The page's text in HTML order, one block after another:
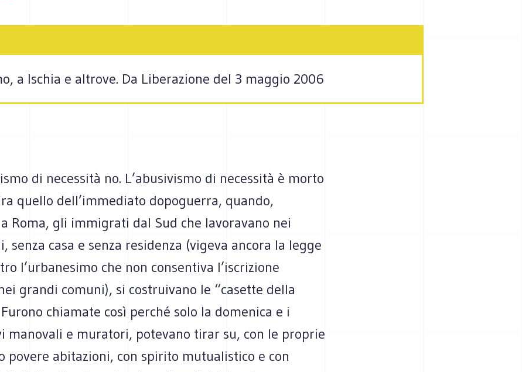
a Ischia e altrove. Da Liberazione del 3 maggio 2006
di necessità no. L’abusivismo di necessità è morto
quello dell’immediato dopoguerra, quando,
Roma, gli immigrati dal Sud che lavoravano nei
senza casa e senza residenza (vigeva ancora la legge
l’urbanesimo che non consentiva l’iscrizione
grandi comuni), si costruivano le “casette della
chiamate così perché solo la domenica e i
manovali e muratori, potevano tirar su, con le proprie
povere abitazioni, con spirito mutualistico e con